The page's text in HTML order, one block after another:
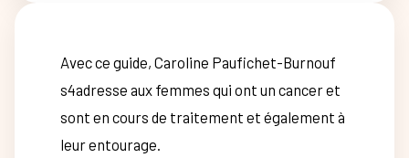
Avec ce guide, Caroline Paufichet-Burnouf
s4adresse aux femmes qui ont un cancer et
sont en cours de traitement et également à
leur entourage.